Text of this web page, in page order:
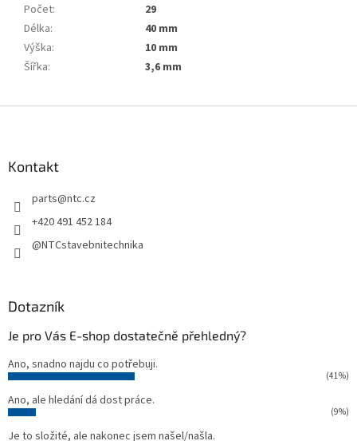
Počet:
29
Délka:
40 mm
Výška:
10 mm
Šířka: 3,6 mm
Kontakt
parts@ntc.cz
+420 491 452 184
@NTCstavebnitechnika
Dotazník
Je pro Vás E-shop dostatečně přehledný?
Ano, snadno najdu co potřebuji.
(41%)
Ano, ale hledání dá dost práce.
(9%)
Je to složité, ale nakonec jsem našel/našla.